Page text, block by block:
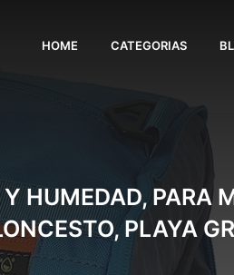
HOME CATEGORIAS
HUMEDAD, PARA
PLAYA